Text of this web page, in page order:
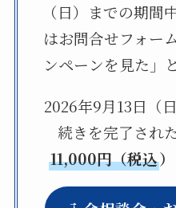
（日）までの期間
はお問合せフォー
ンペーンを見た」
2026年9月13日（
続きを完了され
11,000円（税込）